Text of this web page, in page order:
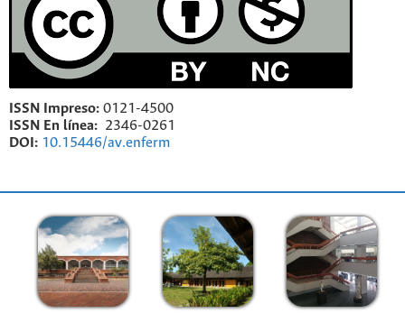
ISSN Impreso: 0121-4500
ISSN En línea: 2346-0261
DOI: 10.15446/av.enferm